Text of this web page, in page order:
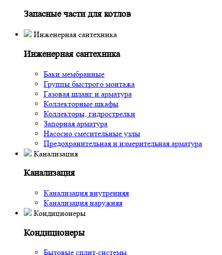
Запасные части для котлов
Инженерная сантехника
Инженерная сантехника
Баки мембранные
Группы быстрого монтажа
Газовая шланг и арматура
Коллекторные шкафы
Коллекторы, гидрострелки
Запорная арматура
Насосно смесительные узлы
Предохранительная и измерительная арматура
Канализация
Канализация
Канализация внутренняя
Канализация наружняя
Кондиционеры
Кондиционеры
Бытовые сплит-системы